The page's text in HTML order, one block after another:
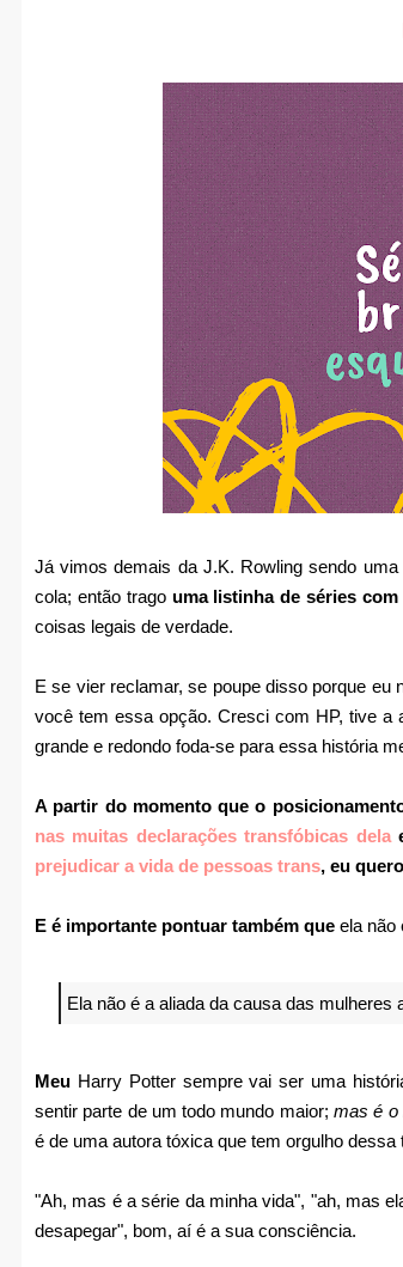
Já vimos demais da J.K. Rowling sendo
cola; então trago uma listinha de séries
coisas legais de verdade.
E se vier reclamar, se poupe disso porque eu
você tem essa opção. Cresci com HP, tive a
grande e redondo foda-se para essa história
A partir do momento que o
nas muitas declarações transfóbicas dela
prejudicar a vida de pessoas trans, eu
E é importante pontuar também que ela não
Ela não é a aliada da causa das
Meu Harry Potter sempre vai ser uma
sentir parte de um todo mundo maior;mas é o
é de uma autora tóxica que tem orgulho dessa
"Ah, mas é a série da minha vida", "ah, mas
desapegar", bom, aí é a sua consciência.